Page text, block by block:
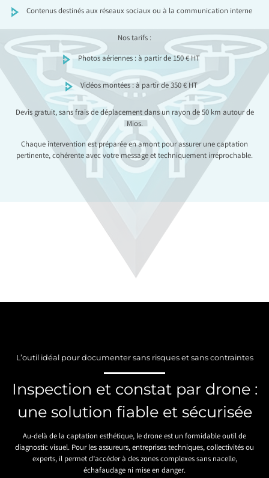
Contenus destinés aux réseaux sociaux ou à la communication interne
Nos tarifs :
Photos aériennes : à partir de 150 € HT
Vidéos montées : à partir de 350 € HT
Devis gratuit, sans frais de déplacement dans un rayon de 50 km autour de
Mios.
Chaque intervention est préparée en amont pour assurer une captation
pertinente, cohérente avec votre message et techniquement irréprochable.
L’outil idéal pour documenter sans risques et sans contraintes
Inspection et constat par drone :
une solution fiable et sécurisée
Au-delà de la captation esthétique, le drone est un formidable outil de
diagnostic visuel. Pour les assureurs, entreprises techniques, collectivités ou
experts, il permet d’accéder à des zones complexes sans nacelle,
échafaudage ni mise en danger.